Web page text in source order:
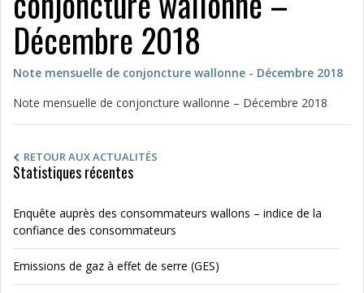
Décembre 2018
Note mensuelle de conjoncture wallonne - Décembre 2018
Note mensuelle de conjoncture wallonne – Décembre 2018
RETOUR AUX ACTUALITÉS
Statistiques récentes
Enquête auprès des consommateurs wallons – indice de la
confiance des consommateurs
Emissions de gaz à effet de serre (GES)